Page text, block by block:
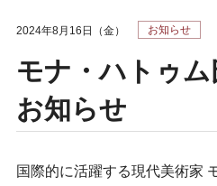
2024年8月16日（金） お知らせ
モナ・ハトゥ
お知らせ
国際的に活躍する現代美術家